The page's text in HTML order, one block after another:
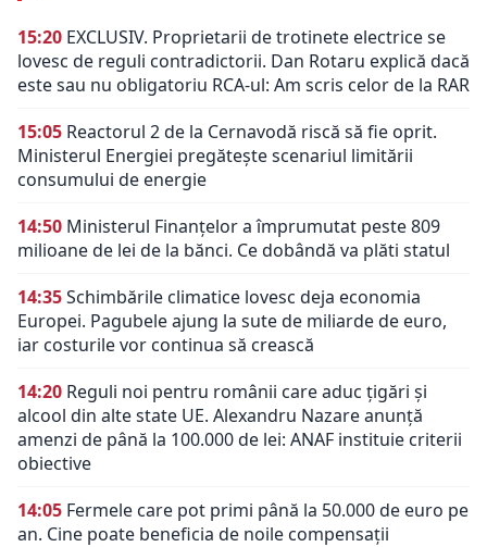
15:20 EXCLUSIV. Proprietarii de trotinete electrice se
lovesc de reguli contradictorii. Dan Rotaru explică dacă
este sau nu obligatoriu RCA-ul: Am scris celor de la RAR
15:05 Reactorul 2 de la Cernavodă riscă să fie oprit.
Ministerul Energiei pregătește scenariul limitării
consumului de energie
14:50 Ministerul Finanțelor a împrumutat peste 809
milioane de lei de la bănci. Ce dobândă va plăti statul
14:35Schimbările climatice lovesc deja economia
Europei. Pagubele ajung la sute de miliarde de euro,
iar costurile vor continua să crească
14:20 Reguli noi pentru românii care aduc țigări și
alcool din alte state UE. Alexandru Nazare anunță
amenzi de până la 100.000 de lei: ANAF instituie criterii
obiective
14:05 Fermele care pot primi până la 50.000 de euro pe
an. Cine poate beneficia de noile compensații